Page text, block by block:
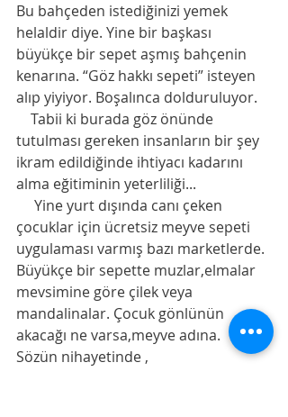
Bu bahçeden istediğinizi yemek
helaldir diye. Yine bir başkası
büyükçe bir sepet aşmış bahçenin
kenarına. “Göz hakkı sepeti” isteyen
alıp yiyiyor. Boşalınca dolduruluyor.
tutulması gereken insanların bir şey
ikram edildiğinde ihtiyacı kadarını
alma eğitiminin yeterliliği...
çocuklar için ücretsiz meyve sepeti
uygulaması varmış bazı marketlerde.
Büyükçe bir sepette muzlar,elmalar
mevsimine göre çilek veya
mandalinalar. Çocuk gönlünün
akacağı ne varsa,meyve adına.
Sözün nihayetinde ,